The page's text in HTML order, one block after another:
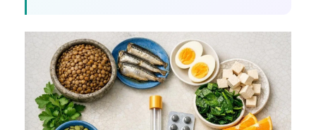
Eesti
日本語
Čeština
ქართული